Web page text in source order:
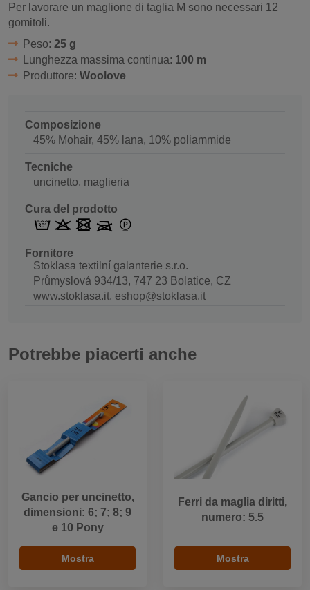
Per lavorare un maglione di taglia M sono necessari 12
gomitoli.
Peso: 25 g
Lunghezza massima continua: 100 m
Produttore: Woolove
Composizione
45% Mohair, 45% lana, 10% poliammide
Tecniche
uncinetto, maglieria
Cura del prodotto
Fornitore
Stoklasa textilní galanterie s.r.o.
Průmyslová 934/13, 747 23 Bolatice, CZ
www.stoklasa.it, eshop@stoklasa.it
Potrebbe piacerti anche
Gancio per uncinetto,
dimensioni: 6; 7; 8; 9
e 10 Pony
Mostra
Ferri da maglia diritti,
numero: 5.5
Mostra